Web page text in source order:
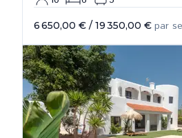
6 650,00 € / 19 350,00 € par